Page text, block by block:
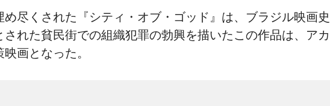
め尽くされた『シティ・オブ・ゴッド』は、ブラジル映画
された貧民街での組織犯罪の勃興を描いたこの作品は、ア
画となった。